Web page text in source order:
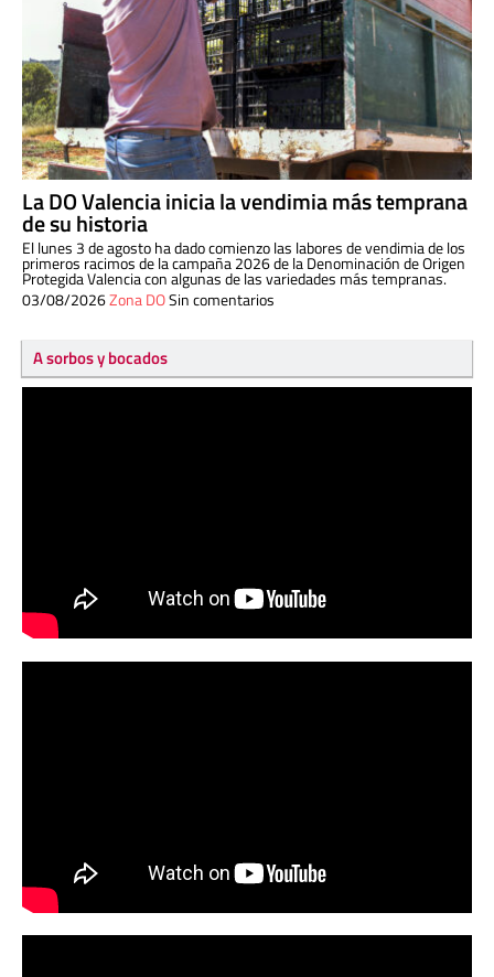
La DO Valencia inicia la vendimia más temprana
de su historia
El lunes 3 de agosto ha dado comienzo las labores de vendimia de los
primeros racimos de la campaña 2026 de la Denominación de Origen
Protegida Valencia con algunas de las variedades más tempranas.
03/08/2026Zona DOSin comentarios
A sorbos y bocados